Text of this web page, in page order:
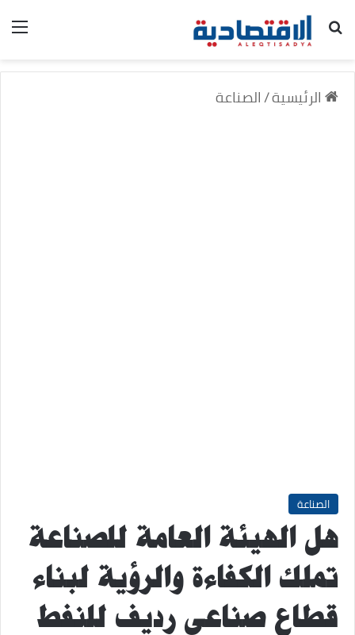
بحث عن
الرئيسية/الصناعة
الصناعة
هل الهيئة العامة للصناعة
تملك الكفاءة والرؤية لبناء
قطاع صناعي رديف للنفط